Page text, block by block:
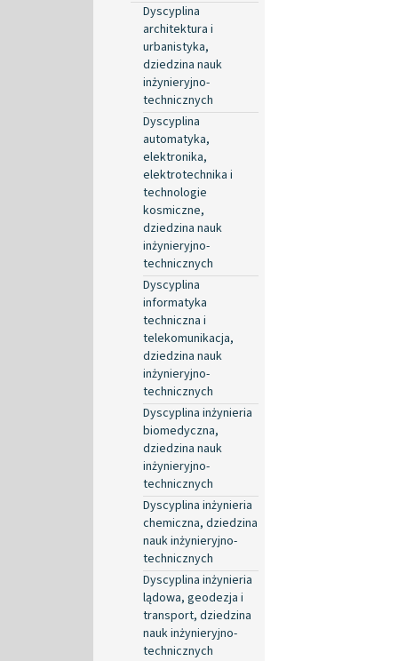
Dyscyplina
architektura i
urbanistyka,
dziedzina nauk
inżynieryjno-
technicznych
Dyscyplina
automatyka,
elektronika,
elektrotechnika i
technologie
kosmiczne,
dziedzina nauk
inżynieryjno-
technicznych
Dyscyplina
informatyka
techniczna i
telekomunikacja,
dziedzina nauk
inżynieryjno-
technicznych
Dyscyplina inżynieria
biomedyczna,
dziedzina nauk
inżynieryjno-
technicznych
Dyscyplina inżynieria
chemiczna, dziedzina
nauk inżynieryjno-
technicznych
Dyscyplina inżynieria
lądowa, geodezja i
transport, dziedzina
nauk inżynieryjno-
technicznych